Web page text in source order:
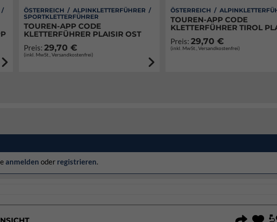
/
ÖSTERREICH / ALPINKLETTERFÜHRER /
SPORTKLETTERFÜHRER
TOUREN-APP CODE
KLETTERFÜHRER PLAISIR OST
Preis: 29,70 €
(inkl. MwSt., Versandkostenfrei)
ÖSTERREICH /
TOUREN-APP CODE
KLETTERFÜHRER TIROL
Preis:29,70 €
(inkl. MwSt., Versandkostenfrei)
anmelden oder registrieren.